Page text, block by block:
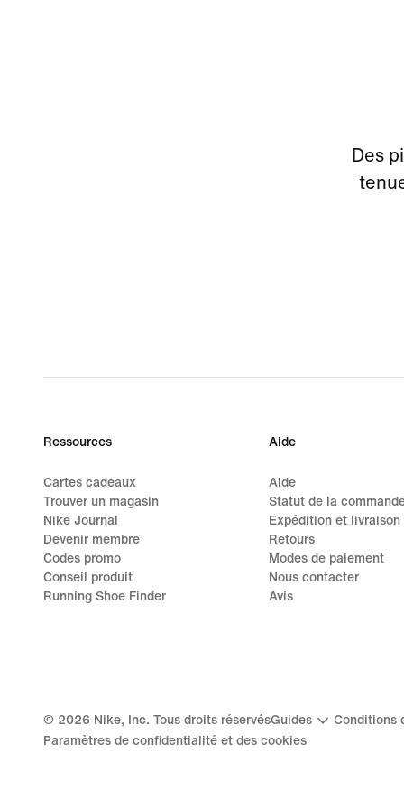
Des
Ressources
Cartes cadeaux
Trouver un magasin
Nike Journal
Devenir membre
Codes promo
Conseil produit
Running Shoe Finder
Aide
Aide
Statut de la
Expédition et livraison
Retours
Modes de paiement
Nous contacter
Avis
© 2026 Nike, Inc. Tous droits réservésGuides Conditions
Paramètres de confidentialité et des cookies